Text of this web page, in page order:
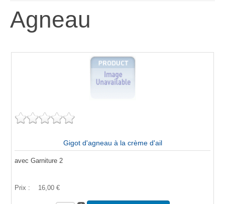
Agneau
Gigot d'agneau à la crème d'ail
avec Garniture 2
Prix : 16,00 €